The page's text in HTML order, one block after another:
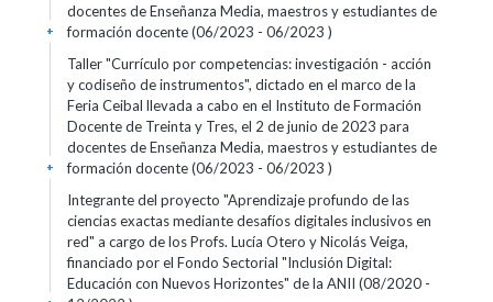
docentes de Enseñanza Media, maestros y estudiantes de
formación docente (06/2023 - 06/2023 )
+
Taller "Currículo por competencias: investigación - acción
y codiseño de instrumentos", dictado en el marco de la
Feria Ceibal llevada a cabo en el Instituto de Formación
Docente de Treinta y Tres, el 2 de junio de 2023 para
docentes de Enseñanza Media, maestros y estudiantes de
formación docente (06/2023 - 06/2023 )
+
Integrante del proyecto "Aprendizaje profundo de las
ciencias exactas mediante desafíos digitales inclusivos en
red" a cargo de los Profs. Lucía Otero y Nicolás Veiga,
financiado por el Fondo Sectorial "Inclusión Digital:
Educación con Nuevos Horizontes" de la ANII (08/2020 -